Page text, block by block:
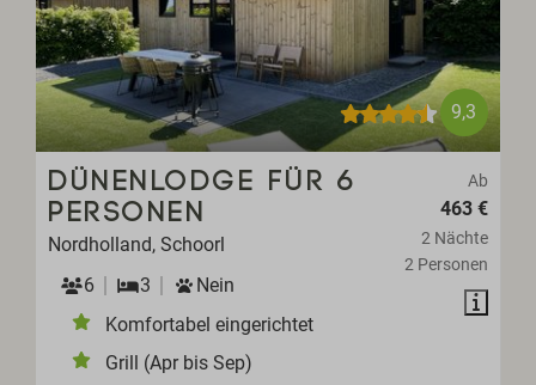
9,3
Ab
463 €
2 Nächte
2 Personen
DÜNENLODGE FÜR 6
PERSONEN
Nordholland, Schoorl
6
3
Nein
Komfortabel eingerichtet
Grill (Apr bis Sep)